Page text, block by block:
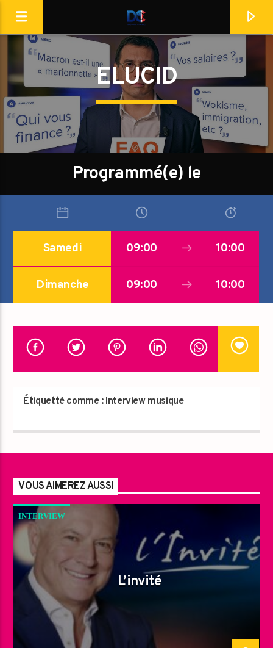
[Il n'y a pas de stations de radio dans la base de données]
ELUCID
Programmé(e) le
Samedi 09:00 10:00
Dimanche 09:00 10:00
Étiquetté comme : Interview musique
VOUS AIMEREZ AUSSI
INTERVIEW
L’invité